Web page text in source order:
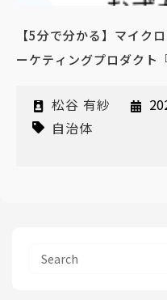
【5分で分かる】マイク
ーケティングプロダクト
松谷 有紗
自治体